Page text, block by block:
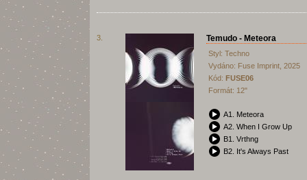
3. Temudo - Meteora
Styl: Techno
Vydáno: Fuse Imprint, 2025
Kód: FUSE06
Formát: 12"
A1. Meteora
A2. When I Grow Up
B1. Vrthng
B2. It's Always Past